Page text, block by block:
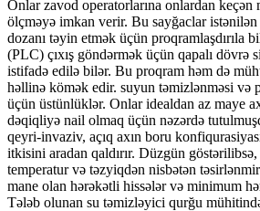
Onlar zavod operatorlarına onlardan
ölçməyə imkan verir. Bu sayğaclar
dozanı təyin etmək üçün proqramlaşdırıla
(PLC) çıxış göndərmək üçün qapalı dövrə
istifadə edilə bilər. Bu proqram həm də
həllinə kömək edir. suyun təmizlənməsi və
üçün üstünlüklər. Onlar idealdan az maye
dəqiqliyə nail olmaq üçün nəzərdə
qeyri-invaziv, açıq axın boru
itkisini aradan qaldırır. Düzgün
temperatur və təzyiqdən nisbətən
mane olan hərəkətli hissələr və minimum
Tələb olunan su təmizləyici qurğu